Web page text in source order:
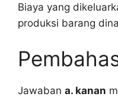
Biaya yang
produksi barang
Jawaban a. kanan